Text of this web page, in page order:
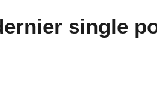
single